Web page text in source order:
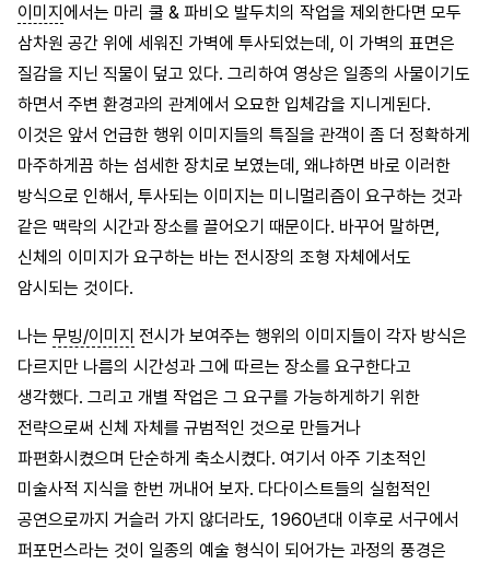
이미지에서는 마리 쿨 & 파비오 발두치의 작업을 제외한다면 모두
삼차원 공간 위에 세워진 가벽에 투사되었는데, 이 가벽의 표면은
질감을 지닌 직물이 덮고 있다. 그리하여 영상은 일종의 사물이기도
하면서 주변 환경과의 관계에서 오묘한 입체감을 지니게된다.
이것은 앞서 언급한 행위 이미지들의 특질을 관객이 좀 더 정확하게
마주하게끔 하는 섬세한 장치로 보였는데, 왜냐하면 바로 이러한
방식으로 인해서, 투사되는 이미지는 미니멀리즘이 요구하는 것과
같은 맥락의 시간과 장소를 끌어오기 때문이다. 바꾸어 말하면,
신체의 이미지가 요구하는 바는 전시장의 조형 자체에서도
암시되는 것이다.
나는 무빙/이미지 전시가 보여주는 행위의 이미지들이 각자 방식은
다르지만 나름의 시간성과 그에 따르는 장소를 요구한다고
생각했다. 그리고 개별 작업은 그 요구를 가능하게하기 위한
전략으로써 신체 자체를 규범적인 것으로 만들거나
파편화시켰으며 단순하게 축소시켰다. 여기서 아주 기초적인
미술사적 지식을 한번 꺼내어 보자. 다다이스트들의 실험적인
공연으로까지 거슬러 가지 않더라도, 1960년대 이후로 서구에서
퍼포먼스라는 것이 일종의 예술 형식이 되어가는 과정의 풍경은